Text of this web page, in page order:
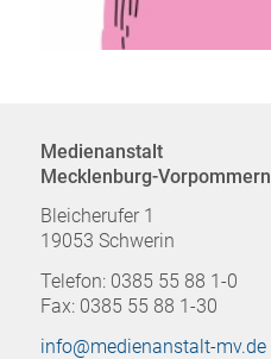
Medienanstalt
Mecklenburg-Vorpommern
Bleicherufer 1
19053 Schwerin
Telefon: 0385 55 88 1-0
Fax: 0385 55 88 1-30
info@medienanstalt-mv.de